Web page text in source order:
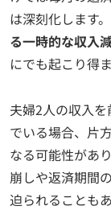
は深刻化します。
る一時的な収入
にでも起こり得ま
夫婦2人の収入
でいる場合、片
なる可能性があ
崩しや返済期間
迫られることもあ